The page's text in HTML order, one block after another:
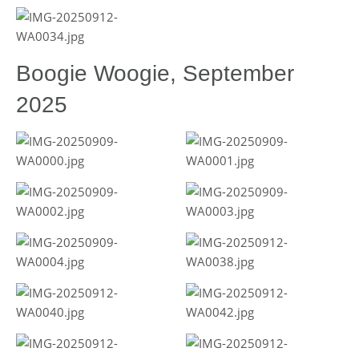
Boogie Woogie, September
2025